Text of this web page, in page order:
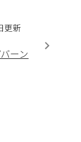
更新
ーン